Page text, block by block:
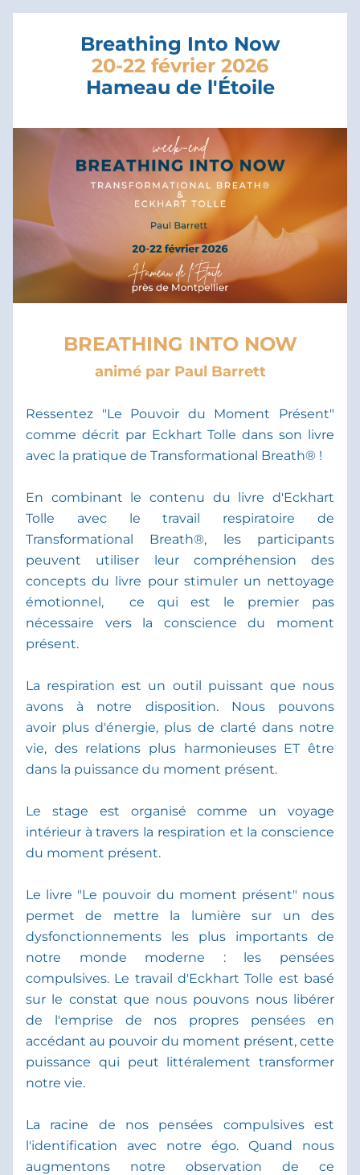
Breathing Into Now
20-22 février 2026
Hameau de l'Étoile
BREATHING INTO NOW
animé par Paul Barrett
Ressentez "Le Pouvoir du Moment Présent"
comme décrit par Eckhart Tolle dans son livre
avec la pratique de Transformational Breath® !
En combinant le contenu du livre d'Eckhart
Tolle avec le travail respiratoire de
Transformational Breath®, les participants
peuvent utiliser leur compréhension des
concepts du livre pour stimuler un nettoyage
émotionnel,  ce qui est le premier pas
nécessaire vers la conscience du moment
présent.
La respiration est un outil puissant que nous
avons à notre disposition. Nous pouvons
avoir plus d'énergie, plus de clarté dans notre
vie, des relations plus harmonieuses ET être
dans la puissance du moment présent.
Le stage est organisé comme un voyage
intérieur à travers la respiration et la conscience
du moment présent.
Le livre "Le pouvoir du moment présent" nous
permet de mettre la lumière sur un des
dysfonctionnements les plus importants de
notre monde moderne : les pensées
compulsives. Le travail d'Eckhart Tolle est basé
sur le constat que nous pouvons nous libérer
de l'emprise de nos propres pensées en
accédant au pouvoir du moment présent, cette
puissance qui peut littéralement transformer
notre vie.
La racine de nos pensées compulsives est
l'identification avec notre égo. Quand nous
augmentons notre observation de ce